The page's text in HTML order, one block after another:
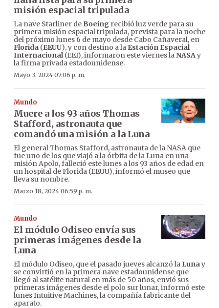
misión espacial tripulada
La nave Starliner de Boeing recibió luz verde para su
primera misión espacial tripulada, prevista para la noche
del próximo lunes 6 de mayo desde Cabo Cañaveral, en
Florida (EEUU), y con destino a la Estación Espacial
Internacional(EEI), informaron este viernes laNASAy
la firma privada estadounidense.
Mayo 3, 2024 07:06 p. m.
Mundo
Muere a los 93 años Thomas
Stafford, astronauta que
comandó una misión a la Luna
El general Thomas Stafford, astronauta de la NASA que
fue uno de los que viajó a la órbita de la Luna en una
misión Apolo, falleció este lunes a los 93 años de edad en
un hospital de Florida (EEUU), informó el museo que
lleva su nombre.
Marzo 18, 2024 06:59 p. m.
Mundo
El módulo Odiseo envía sus
primeras imágenes desde la
Luna
El módulo Odiseo, que el pasado jueves alcanzó la Lunay
se convirtió en la primera nave estadounidense que
llegó al satélite natural en más de 50 años, envió sus
primeras imágenes desde el polo sur lunar, informó este
lunes Intuitive Machines, la compañía fabricante del
aparato.